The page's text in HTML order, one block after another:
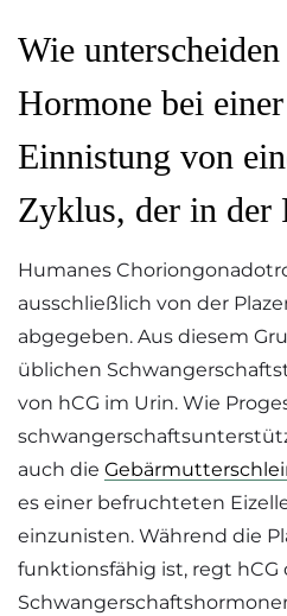
Wie
Hormone bei
Einnistung von
Zyklus, der in der
Humanes
ausschließlich von der
abgegeben. Aus diesem
üblichen
von hCG im Urin. Wie
auch die
es einer befruchteten
einzunisten. Während die
funktionsfähig ist, regt hCG